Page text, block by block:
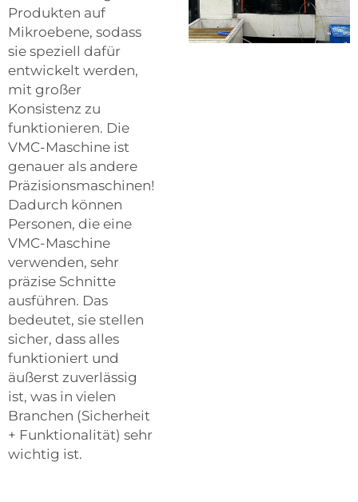
Produkten auf
Mikroebene, sodass
sie speziell dafür
entwickelt werden,
mit großer
Konsistenz zu
funktionieren. Die
VMC-Maschine ist
genauer als andere
Präzisionsmaschinen!
Dadurch können
Personen, die eine
VMC-Maschine
verwenden, sehr
präzise Schnitte
ausführen. Das
bedeutet, sie stellen
sicher, dass alles
funktioniert und
äußerst zuverlässig
ist, was in vielen
Branchen (Sicherheit
+ Funktionalität) sehr
wichtig ist.